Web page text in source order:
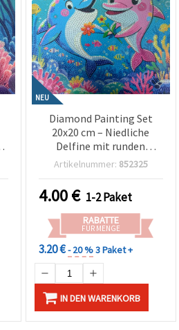
NEU
Diamond Painting Set
20x20 cm – Niedliche
Delfine mit runden
Steinen, Teilbild (Partial
Artikelnummer: 852325
4.00€ 1-2 Paket
RABATTE
FÜR MENGE
3.20 €- 20 %3 Paket +
IN DEN WARENKORB